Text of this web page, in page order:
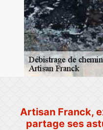
Artisan Franck,
partage ses